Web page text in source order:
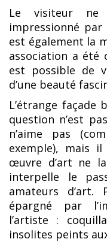
Le visiteur ne
impressionné
est également la
association a été
est possible de
d’une beauté
L’étrange façade
question n’est
n’aime pas
exemple), mais
œuvre d’art ne
interpelle le
amateurs d’art.
épargné par
l’artiste :
insolites peints